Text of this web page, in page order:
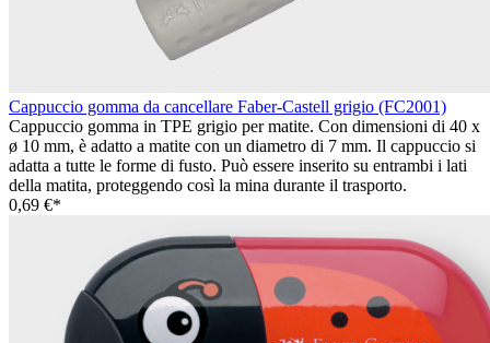
Cappuccio gomma da cancellare Faber-Castell grigio (FC2001)
Cappuccio gomma in TPE grigio per matite. Con dimensioni di 40 x
ø 10 mm, è adatto a matite con un diametro di 7 mm. Il cappuccio si
adatta a tutte le forme di fusto. Può essere inserito su entrambi i lati
della matita, proteggendo così la mina durante il trasporto.
0,69 €*